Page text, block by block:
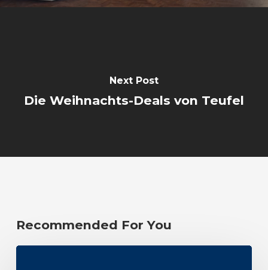
Next Post
Die Weihnachts-Deals von Teufel
Recommended For You